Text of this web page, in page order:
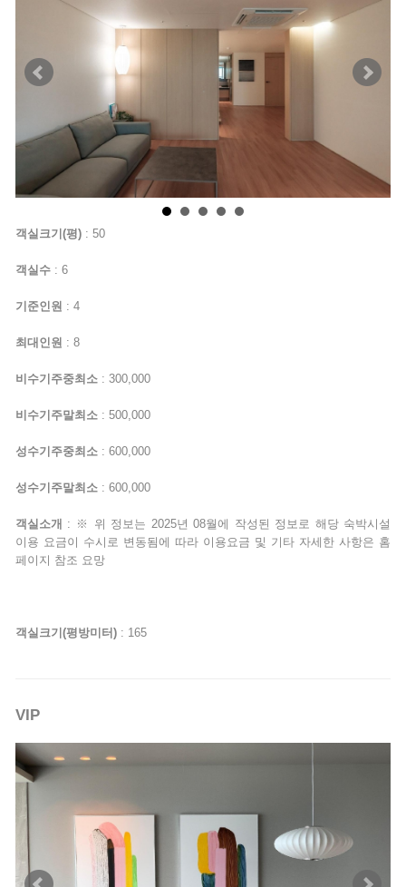
객실크기(평) : 50
객실수 : 6
기준인원 : 4
최대인원 : 8
비수기주중최소 : 300,000
비수기주말최소 : 500,000
성수기주중최소 : 600,000
성수기주말최소 : 600,000
객실소개
: ※ 위 정보는 2025년 08월에 작성된 정보로 해당 숙박시설
이용 요금이 수시로 변동됨에 따라 이용요금 및 기타 자세한 사항은 홈
페이지 참조 요망
객실크기(평방미터) : 165
VIP